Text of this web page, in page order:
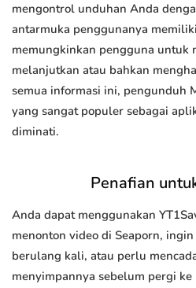
mengontrol unduhan Anda
antarmuka penggunanya
memungkinkan pengguna untuk
melanjutkan atau bahkan
semua informasi ini, pengunduh
yang sangat populer sebagai
diminati.
Penafian
Anda dapat menggunakan
menonton video di Seaporn,
berulang kali, atau perlu
menyimpannya sebelum pergi